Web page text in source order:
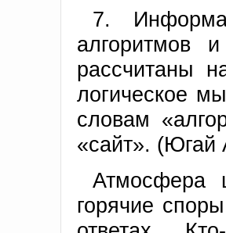
7.
алгоритмов
рассчитаны
логическое
словам
«сайт». (Югай
Атмосфера
горячие